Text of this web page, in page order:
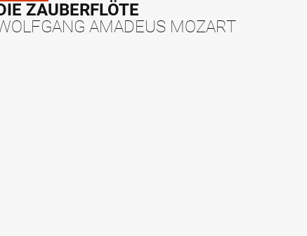
ZAUBERFLÖTE
AMADEUS MOZART